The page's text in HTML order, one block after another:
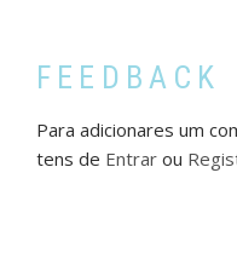
FEEDBACK
Para adicionares um
tens de Entrar ou